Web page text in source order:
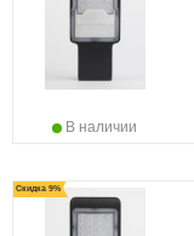
В наличии
Скидка 9%